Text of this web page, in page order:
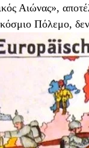
Αιώνας»,
Πόλεμο,